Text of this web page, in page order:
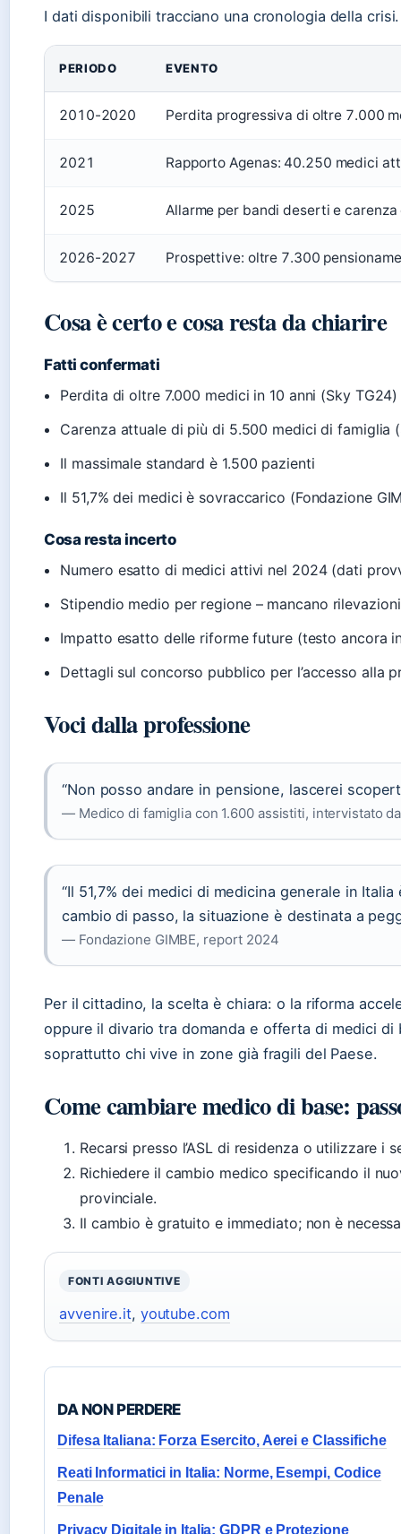
I dati disponibili tracciano una cronologia della crisi.
PERIODO EVENTO
2010-2020 Perdita progressiva di oltre 7.000
2021 Rapporto Agenas: 40.250 medici
2025 Allarme per bandi deserti e
2026-2027 Prospettive: oltre 7.300
Cosa è certo e cosa resta da chiarire
Fatti confermati
Perdita di oltre 7.000 medici in 10 anni (Sky TG24)
Carenza attuale di più di 5.500 medici di famiglia
Il massimale standard è 1.500 pazienti
Il 51,7% dei medici è sovraccarico (Fondazione
Cosa resta incerto
Numero esatto di medici attivi nel 2024 (dati
Stipendio medio per regione – mancano
Impatto esatto delle riforme future (testo ancora
Dettagli sul concorso pubblico per l’accesso alla
Voci dalla professione
“Non posso andare in pensione, lascerei
— Medico di famiglia con 1.600 assistiti, intervistato
“Il 51,7% dei medici di medicina generale in
cambio di passo, la situazione è destinata a
— Fondazione GIMBE, report 2024
Per il cittadino, la scelta è chiara: o la riforma
oppure il divario tra domanda e offerta di medici
soprattutto chi vive in zone già fragili del Paese.
Come cambiare medico di base:
Recarsi presso l’ASL di residenza o utilizzare
Richiedere il cambio medico specificando il
provinciale.
Il cambio è gratuito e immediato; non è
FONTI AGGIUNTIVE
avvenire.it, youtube.com
DA NON PERDERE
Difesa Italiana: Forza Esercito, Aerei e Classifiche
Reati Informatici in Italia: Norme, Esempi, Codice
Penale
Privacy Digitale in Italia: GDPR e Protezione